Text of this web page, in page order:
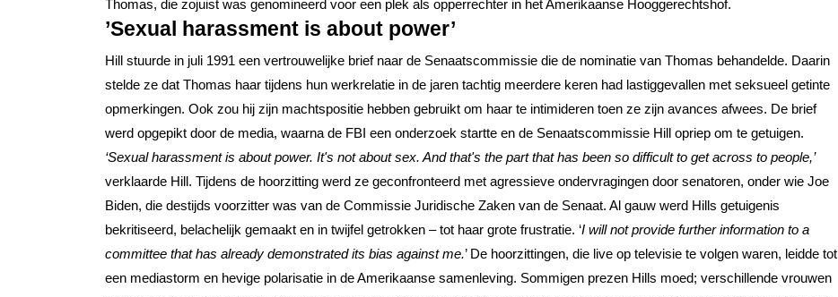
Thomas, die zojuist was genomineerd voor een plek als opperrechter in het Amerikaanse Hooggerechtshof.
’Sexual harassment is about power’
Hill stuurde in juli 1991 een vertrouwelijke brief naar de Senaatscommissie die de nominatie van Thomas behandelde. Daarin
stelde ze dat Thomas haar tijdens hun werkrelatie in de jaren tachtig meerdere keren had lastiggevallen met seksueel getinte
opmerkingen. Ook zou hij zijn machtspositie hebben gebruikt om haar te intimideren toen ze zijn avances afwees. De brief
werd opgepikt door de media, waarna de FBI een onderzoek startte en de Senaatscommissie Hill opriep om te getuigen.
‘Sexual harassment is about power. It's not about sex. And that's the part that has been so difficult to get across to people,’
verklaarde Hill. Tijdens de hoorzitting werd ze geconfronteerd met agressieve ondervragingen door senatoren, onder wie Joe
Biden, die destijds voorzitter was van de Commissie Juridische Zaken van de Senaat. Al gauw werd Hills getuigenis
bekritiseerd, belachelijk gemaakt en in twijfel getrokken – tot haar grote frustratie. ‘I will not provide further information to a
committee that has already demonstrated its bias against me.’ De hoorzittingen, die live op televisie te volgen waren, leidde tot
een mediastorm en hevige polarisatie in de Amerikaanse samenleving. Sommigen prezen Hills moed; verschillende vrouwen